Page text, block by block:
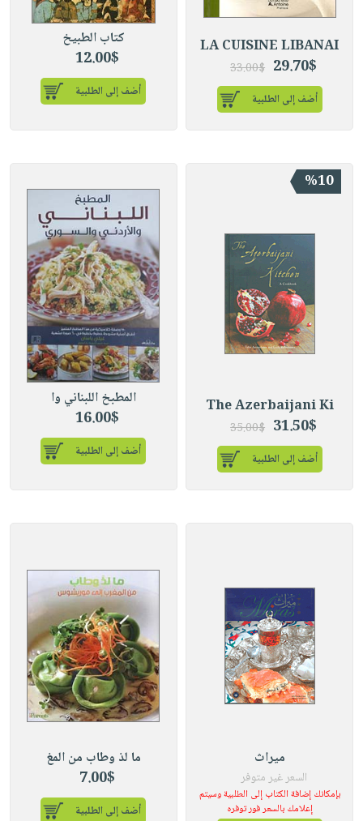
صابون
مناسبات
فيديوهات
أسئلة
يتكرر
طرحها
خدمات
نيل
انشر
كتابك
عربة
التسوق
نشرة
الإصدارات
LA CUISINE LIBANAI
29.70$
33.00$
أضف إلى الطلبية
كتاب الطبيخ
12.00$
أضف إلى الطلبية
%10
The Azerbaijani Ki
31.50$
35.00$
أضف إلى الطلبية
المطبخ اللبناني وا
16.00$
أضف إلى الطلبية
ميراث
السعر غير متوفر
بإمكانك إضافة الكتاب إلى الطلبية وسيتم
إعلامك بالسعر فور توفره
ما لذ وطاب من المغ
7.00$
أضف إلى الطلبية